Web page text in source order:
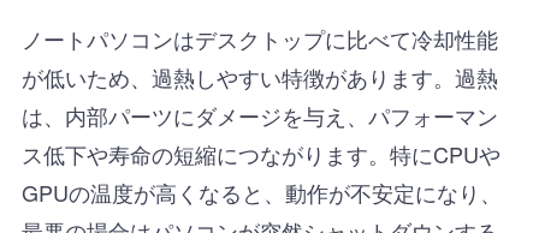
ノートパソコンはデスクトップに比べて冷却性能
が低いため、過熱しやすい特徴があります。過熱
は、内部パーツにダメージを与え、パフォーマン
ス低下や寿命の短縮につながります。特にCPUや
GPUの温度が高くなると、動作が不安定になり、